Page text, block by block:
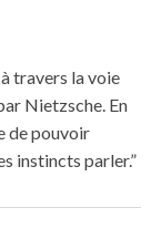
travers la voie
Nietzsche. En
de pouvoir
instincts parler.”